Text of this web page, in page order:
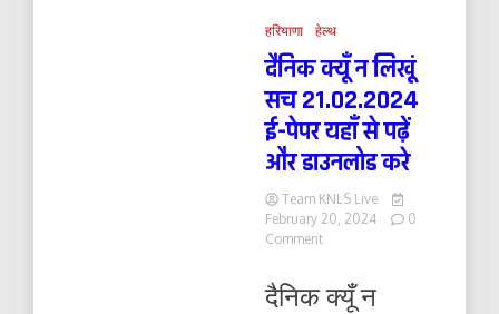
हरियाणा हेल्थ
दैनिक क्यूँ न लिखूं
सच 21.02.2024
ई-पेपर यहाँ से पढ़ें
और डाउनलोड करे
Team KNLS Live
February 20, 2024
0
Commenton
न
दैनिक क्यूँ न